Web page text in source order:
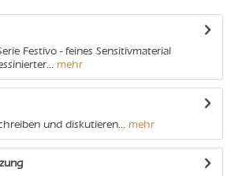
Festivo - feines Sensitivmaterial
mehr
und diskutieren... mehr